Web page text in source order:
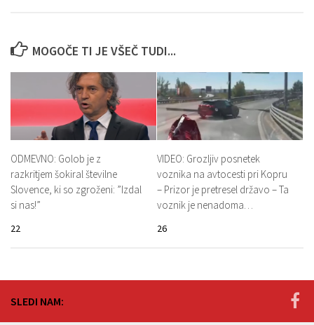
MOGOČE TI JE VŠEČ TUDI...
ODMEVNO: Golob je z
razkritjem šokiral številne
Slovence, ki so zgroženi: ”Izdal
si nas!”
22
VIDEO: Grozljiv posnetek
voznika na avtocesti pri Kopru
– Prizor je pretresel državo – Ta
voznik je nenadoma…
26
SLEDI NAM: